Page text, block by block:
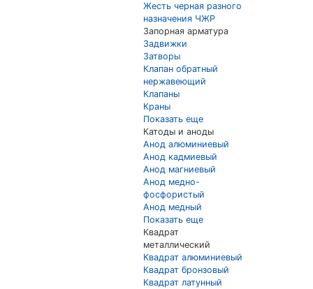
Жесть черная разного
назначения ЧЖР
Запорная арматура
Задвижки
Затворы
Клапан обратный
нержавеющий
Клапаны
Краны
Показать еще
Катоды и аноды
Анод алюминиевый
Анод кадмиевый
Анод магниевый
Анод медно-
фосфористый
Анод медный
Показать еще
Квадрат
металлический
Квадрат алюминиевый
Квадрат бронзовый
Квадрат латунный